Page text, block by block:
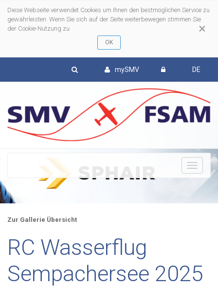
×
Diese Webseite verwendet Cookies um Ihnen den bestmöglichen Service zu
gewährleisten. Wenn Sie sich auf der Seite weiterbewegen stimmen Sie
der Cookie-Nutzung zu
mySMV DE
Zur Gallerie Übersicht
RC Wasserflug
Sempachersee 2025